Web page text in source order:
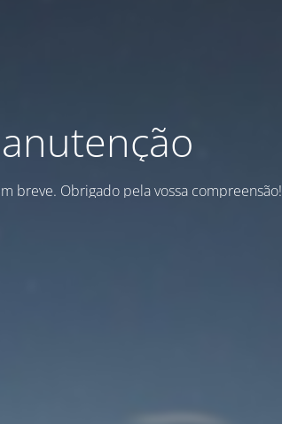
breve. Obrigado pela vossa compreensão!